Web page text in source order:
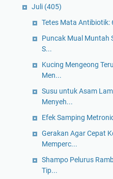
Juli (405)
Tetes Mata Antibiotik:
Puncak Mual Muntah
S...
Kucing Mengeong
Men...
Susu untuk Asam
Menyeh...
Efek Samping
Gerakan Agar Cepat
Memperc...
Shampo Pelurus
Tip...